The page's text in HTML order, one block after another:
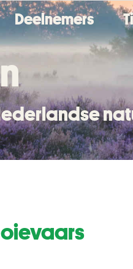
Deelnemers